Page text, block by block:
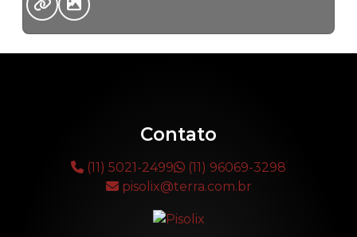
Contato
(11) 5021-2499
(11) 96069-3298
pisolix@terra.com.br